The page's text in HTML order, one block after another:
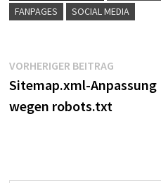
FANPAGES
SOCIAL MEDIA
Beitragsnavigation
VORHERIGER BEITRAGVorheriger
Beitrag:
Sitemap.xml-Anpassung
wegen robots.txt